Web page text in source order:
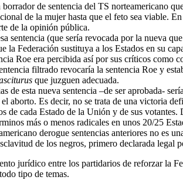
de sentencia del TS norteamericano
de la mujer hasta que el feto sea viable.
de la opinión pública.
sentencia (que sería revocada por la nueva
la Federación sustituya a los Estados en su
Roe era percibida así por sus críticos como
filtrado revocaría la sentencia Roe y
que juzguen adecuada.
de esta nueva sentencia –de ser aprobada-
aborto. Es decir, no se trata de una victoria
de cada Estado de la Unión y de sus
más o menos radicales en unos 20/25
derogue sentencias anteriores no es
de los negros, primero declarada legal
jurídico entre los partidarios de reforzar la
tipo de temas.